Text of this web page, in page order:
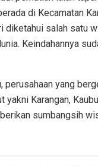
di Kecamatan
diketahui salah satu
Keindahannya
perusahaan yang
yakni Karangan,
sumbangsih